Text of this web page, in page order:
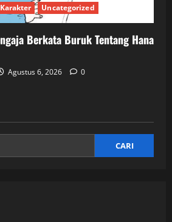
Karakter Uncategorized
Berkata Buruk Tentang Hana
Agustus 6, 2026 0
CARI